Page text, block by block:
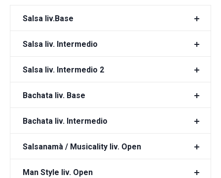
Salsa liv.Base
Salsa liv. Intermedio
Salsa liv. Intermedio 2
Bachata liv. Base
Bachata liv. Intermedio
Salsanamà / Musicality liv. Open
Man Style liv. Open